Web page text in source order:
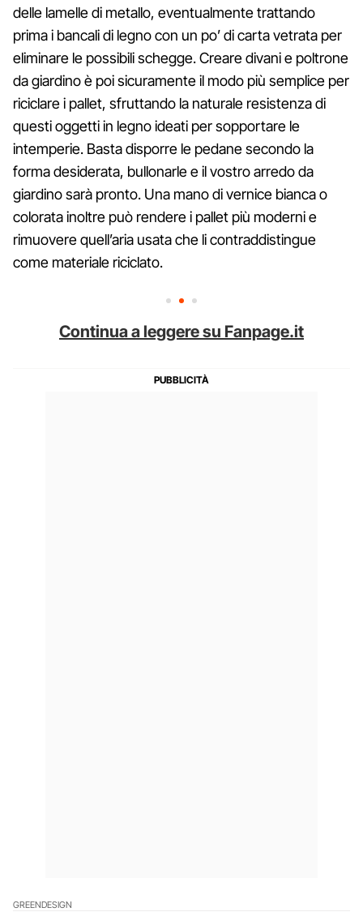
delle lamelle di metallo, eventualmente trattando
prima i bancali di legno con un po’ di carta vetrata per
eliminare le possibili schegge. Creare divani e poltrone
da giardino è poi sicuramente il modo più semplice per
riciclare i pallet, sfruttando la naturale resistenza di
questi oggetti in legno ideati per sopportare le
intemperie. Basta disporre le pedane secondo la
forma desiderata, bullonarle e il vostro arredo da
giardino sarà pronto. Una mano di vernice bianca o
colorata inoltre può rendere i pallet più moderni e
rimuovere quell’aria usata che li contraddistingue
come materiale riciclato.
Continua a leggere su Fanpage.it
GREENDESIGN